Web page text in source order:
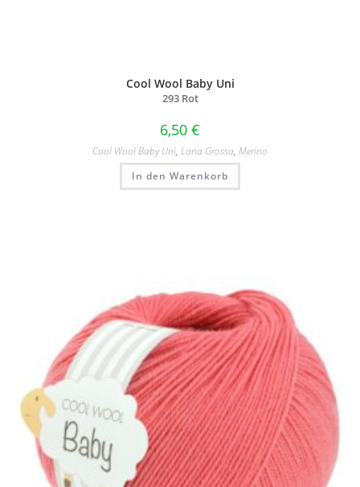
Cool Wool Baby Uni
293 Rot
6,50 €
Cool Wool Baby Uni, Lana Grossa, Merino
In den Warenkorb